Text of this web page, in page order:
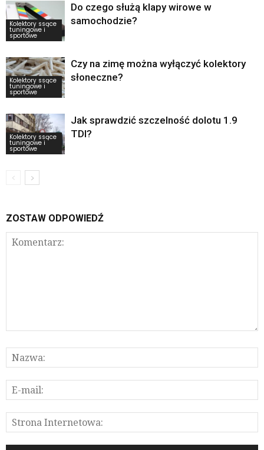
Kolektory ssące
tuningowe i
sportowe
Do czego służą klapy wirowe w
samochodzie?
Kolektory ssące
tuningowe i
sportowe
Czy na zimę można wyłączyć kolektory
słoneczne?
Kolektory ssące
tuningowe i
sportowe
Jak sprawdzić szczelność dolotu 1.9
TDI?
ZOSTAW ODPOWIEDŹ